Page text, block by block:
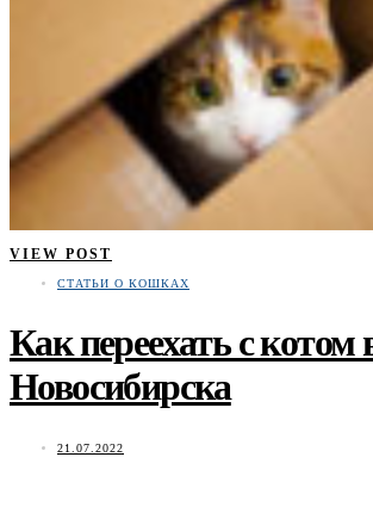
VIEW POST
СТАТЬИ О КОШКАХ
Как переехать с котом
Новосибирска
21.07.2022